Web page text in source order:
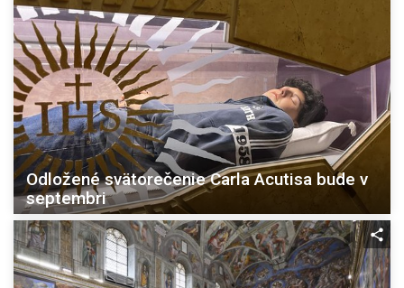
Odložené svätorečenie Carla Acutisa bude v
septembri